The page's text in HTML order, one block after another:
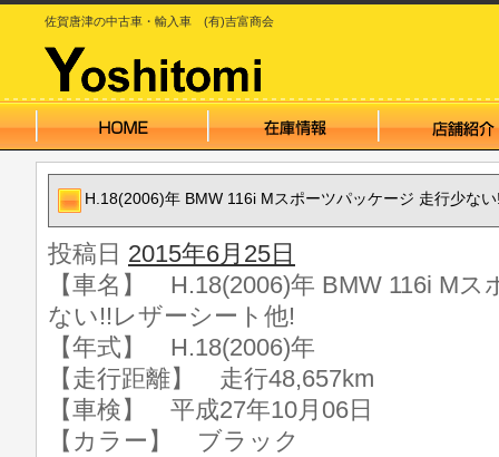
佐賀唐津の中古車・輸入車 (有)吉富商会
H.18(2006)年 BMW 116i Mスポーツパッケージ 走行少な
投稿日 2015年6月25日
【車名】 H.18(2006)年 BMW 116i M
ない!!レザーシート他!
【年式】 H.18(2006)年
【走行距離】 走行48,657km
【車検】 平成27年10月06日
【カラー】 ブラック